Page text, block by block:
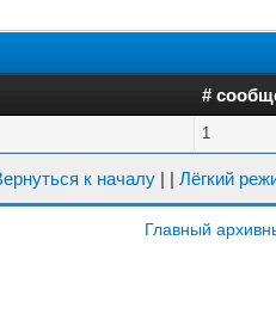
#
1
к началу | | Лёгкий
Главный